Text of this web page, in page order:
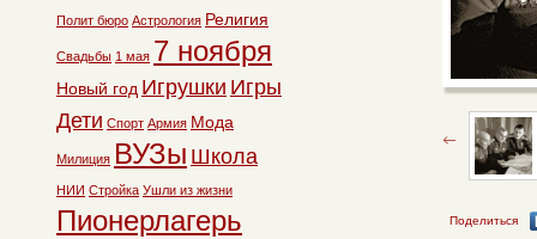
Поделиться
Полит бюро Астрология Религия
Свадьбы 1 мая 7 ноября
Новый год Игрушки Игры
Дети Спорт Армия Мода
Милиция ВУЗы Школа
НИИ Стройка Ушли из жизни
Пионерлагерь